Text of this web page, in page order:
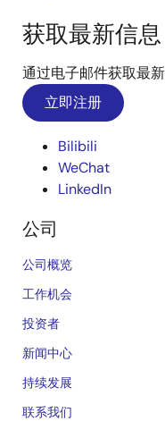
获取最新信息
通过电子邮件获取最
立即注册
Bilibili
WeChat
LinkedIn
公司
公司概览
工作机会
投资者
新闻中心
持续发展
联系我们